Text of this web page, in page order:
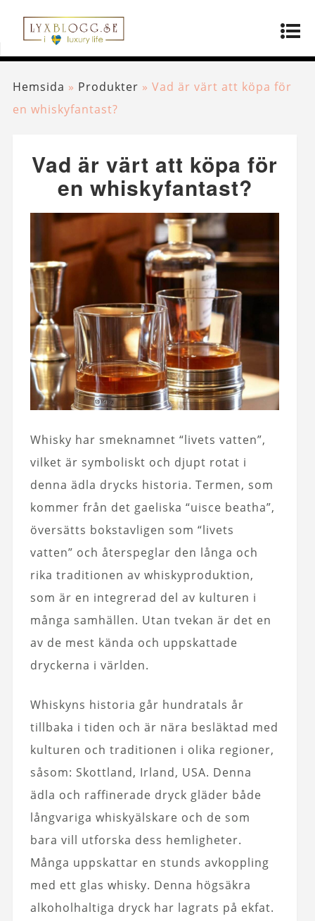
Hemsida » Produkter » Vad är värt att köpa för
en whiskyfantast?
Vad är värt att köpa för
en whiskyfantast?
Whisky har smeknamnet “livets vatten”,
vilket är symboliskt och djupt rotat i
denna ädla drycks historia. Termen, som
kommer från det gaeliska “uisce beatha”,
översätts bokstavligen som “livets
vatten” och återspeglar den långa och
rika traditionen av whiskyproduktion,
som är en integrerad del av kulturen i
många samhällen. Utan tvekan är det en
av de mest kända och uppskattade
dryckerna i världen.
Whiskyns historia går hundratals år
tillbaka i tiden och är nära besläktad med
kulturen och traditionen i olika regioner,
såsom: Skottland, Irland, USA. Denna
ädla och raffinerade dryck gläder både
långvariga whiskyälskare och de som
bara vill utforska dess hemligheter.
Många uppskattar en stunds avkoppling
med ett glas whisky. Denna högsäkra
alkoholhaltiga dryck har lagrats på ekfat.